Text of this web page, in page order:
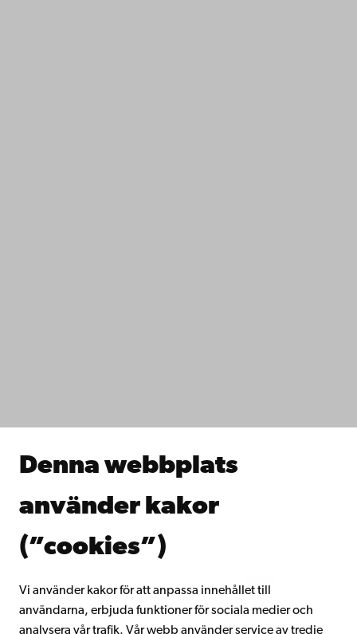
Denna webbplats
använder kakor
(”cookies”)
Vi använder kakor för att anpassa innehållet till
användarna, erbjuda funktioner för sociala medier och
analysera vår trafik. Vår webb använder service av tredje
Samarbeta med oss
Kontinuerligt lärande
Gå med i Åbo Akademis alumnnätverk
Intranätet
Facebook InstagramYouTube LinkedIn Blog Snapchat